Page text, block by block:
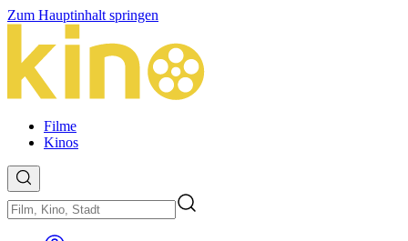
Zum Hauptinhalt springen
Filme
Kinos